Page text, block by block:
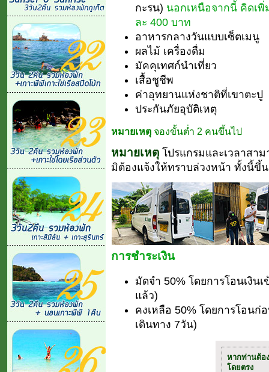
กะรน) นอกเหนือจากนี้ คิดเ
ละ 400 บาท
อาหารกลางวันแบบเซ็ตเมนู
ผลไม้ เครื่องดื่ม
มัคคุเทศก์นำเที่ยว
เสื้อชูชีพ
ค่าอุทยานแห่งชาติที่เขาตะปู
ประกันภัยอุบัติเหตุ
หมายเหตุ จองขั้นต่ำ 2 คนขึ้นไป
หมายเหตุ โปรแกรมและเวลาสา
มิต้องแจ้งให้ทราบล่วงหน้า ทั้งนี้ขึ้
การชำระเงิน
มัดจำ 50% โดยการโอนเงิน
แล้ว)
คงเหลือ 50% โดยการโอน
เดินทาง 7วัน)
หากท่านต้อ
โดยตรง